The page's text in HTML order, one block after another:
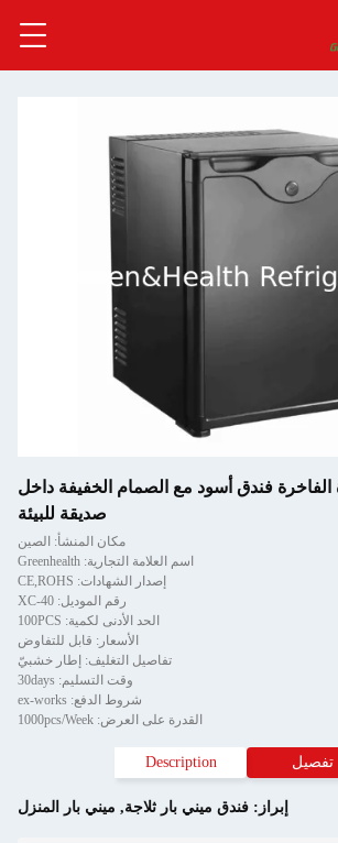
الفاخرة فندق أسود مع الصمام الخفيفة داخل
صديقة للبيئة
مكان المنشأ: الصين
اسم العلامة التجارية: Greenhealth
إصدار الشهادات: CE,ROHS
رقم الموديل: XC-40
الحد الأدنى لكمية: 100PCS
الأسعار: قابل للتفاوض
تفاصيل التغليف: إطار خشبيّ
وقت التسليم: 30days
شروط الدفع: ex-works
القدرة على العرض: 1000pcs/Week
تفصيل Description
إبراز: فندق ميني بار ثلاجة, ميني بار المنزل